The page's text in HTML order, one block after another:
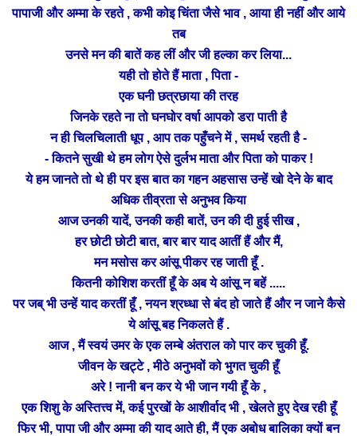
पापाजी और अम्मा के रहते , कभी कोइ चिंता जैसे भाव , आया हीनहीं और आये
तब
उनसे मन की बातें कह लीं और जी हल्का कर लिया...
यही तो होते हैं माता , पिता -
एक घनी छत्रछाया की तरह
जिनके रहते ना तो घनघोर वर्षाआपको डरा पाती है
न ही चिलचिलाती धूप , आप तक पहुँचने में , समर्थरहती है -
- कितने सुखी थे हम लोग ऐसे दुर्लभ माता और पिता को पाकर !
ये हम जानते तो थे ही पर इस बात का गहन अहसास उन्हें खो देने के बाद
अधिक तीव्रता से अनुभव किया
आज उनकी यादें, उनकी कही बातें, उन की दी हुई सीख ,
हर छोटी छोटी बात, बार बार याद आतीं हैं और मैं,
मन मसोस करआंसू पीकर रह जाती हूँ .
कितनी कोशिश करतीं हूँ के अब ये आंसू न बहें .....
पर जब् भी उन्हें याद करतीं हूँ , नयन श्रध्धा से बंद हो जाते हैं और न जाने कैसे
ये आंसूबह निकलते हैं .
आज , मैं स्वयं उमर के एक लम्बे अंतराल को पार कर चुकी हूँ.
जीवन के खट्टे , मीठे अनुभवों को भुगत चुकी हूँ
अरे ! नानी बन कर ये भी जान गयी हूँ के ,
एक शिशु के अस्तित्त्व में, कई पुरखों के आशीर्वाद भी ,खेलते हुएदेख रही हूँ
फिर भी, पापा जी और अम्मा की याद आते ही, मैं एक अबोध बालिका क्यों बन